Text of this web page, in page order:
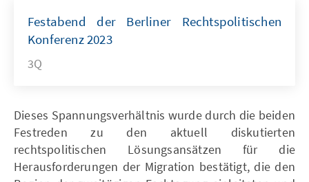
Festabend der Berliner Rechtspolitischen
Konferenz 2023
3Q
Dieses Spannungsverhältnis wurde durch die beiden
Festreden zu den aktuell diskutierten
rechtspolitischen Lösungsansätzen für die
Herausforderungen der Migration bestätigt, die den